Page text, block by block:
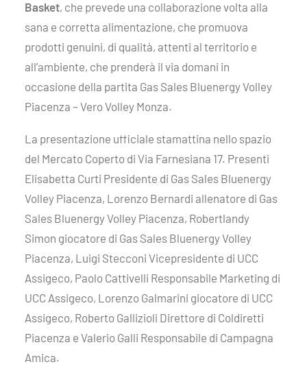
Basket, che prevede una collaborazione volta alla
sana e corretta alimentazione, che promuova
prodotti genuini, di qualità, attenti al territorio e
all’ambiente, che prenderà il via domani in
occasione della partita Gas Sales Bluenergy Volley
Piacenza – Vero Volley Monza.
La presentazione ufficiale stamattina nello spazio
del Mercato Coperto di Via Farnesiana 17. Presenti
Elisabetta Curti Presidente di Gas Sales Bluenergy
Volley Piacenza, Lorenzo Bernardi allenatore di Gas
Sales Bluenergy Volley Piacenza, Robertlandy
Simon giocatore di Gas Sales Bluenergy Volley
Piacenza, Luigi Stecconi Vicepresidente di UCC
Assigeco, Paolo Cattivelli Responsabile Marketing di
UCC Assigeco, Lorenzo Galmarini giocatore di UCC
Assigeco, Roberto Gallizioli Direttore di Coldiretti
Piacenza e Valerio Galli Responsabile di Campagna
Amica.